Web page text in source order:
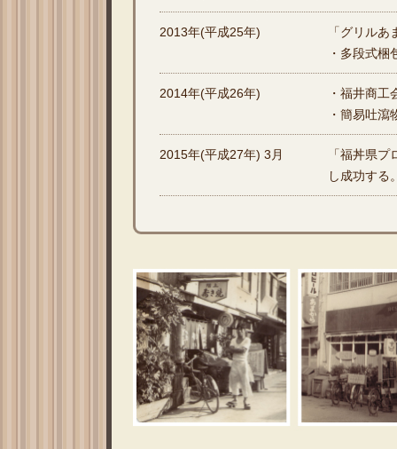
2013年(平成25年)
「グリル
・多段式梱
2014年(平成26年)
・福井商
・簡易吐
2015年(平成27年) 3月
「福丼県
し成功する